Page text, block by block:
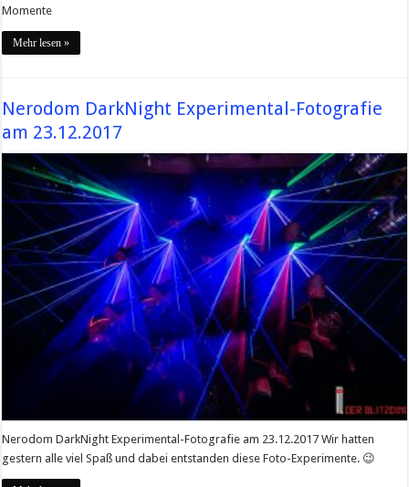
Momente
Mehr lesen »
Nerodom DarkNight Experimental-Fotografie
am 23.12.2017
Nerodom DarkNight Experimental-Fotografie am 23.12.2017 Wir hatten
gestern alle viel Spaß und dabei entstanden diese Foto-Experimente. 😉